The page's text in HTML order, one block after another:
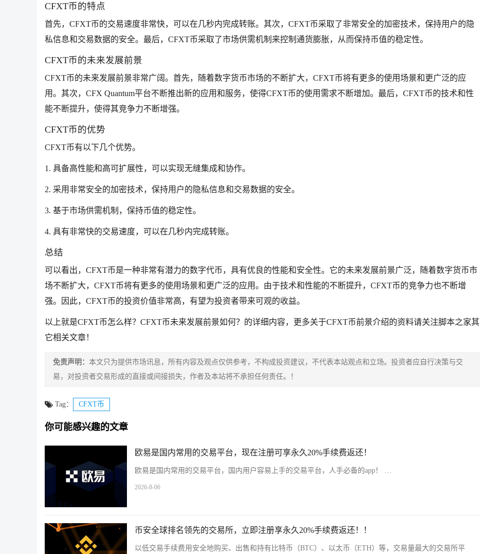
CFXT币的特点
首先，CFXT币的交易速度非常快，可以在几秒内完成转账。其次，CFXT币采取了非常安全的加密技术，保持用户的隐
私信息和交易数据的安全。最后，CFXT币采取了市场供需机制来控制通货膨胀，从而保持币值的稳定性。
CFXT币的未来发展前景
CFXT币的未来发展前景非常广阔。首先，随着数字货币市场的不断扩大，CFXT币将有更多的使用场景和更广泛的应
用。其次，CFX Quantum平台不断推出新的应用和服务，使得CFXT币的使用需求不断增加。最后，CFXT币的技术和性
能不断提升，使得其竞争力不断增强。
CFXT币的优势
CFXT币有以下几个优势。
1. 具备高性能和高可扩展性，可以实现无缝集成和协作。
2. 采用非常安全的加密技术，保持用户的隐私信息和交易数据的安全。
3. 基于市场供需机制，保持币值的稳定性。
4. 具有非常快的交易速度，可以在几秒内完成转账。
总结
可以看出，CFXT币是一种非常有潜力的数字代币，具有优良的性能和安全性。它的未来发展前景广泛，随着数字货币市
场不断扩大，CFXT币将有更多的使用场景和更广泛的应用。由于技术和性能的不断提升，CFXT币的竞争力也不断增
强。因此，CFXT币的投资价值非常高，有望为投资者带来可观的收益。
以上就是CFXT币怎么样？CFXT币未来发展前景如何？的详细内容，更多关于CFXT币前景介绍的资料请关注脚本之家其
它相关文章！
免责声明： 本文只为提供市场讯息，所有内容及观点仅供参考，不构成投资建议，不代表本站观点和立场。投资者应自行决策与交
易，对投资者交易形成的直接或间接损失，作者及本站将不承担任何责任。！
Tag： CFXT币
你可能感兴趣的文章
欧易是国内常用的交易平台，现在注册可享永久20%手续费返还！
欧易是国内常用的交易平台，国内用户容易上手的交易平台，人手必备的app！ …
2026-8-06
币安全球排名领先的交易所，立即注册享永久20%手续费返还！！
以低交易手续费用安全地购买、出售和持有比特币（BTC）、以太币（ETH）等，交易量最大的交易所平